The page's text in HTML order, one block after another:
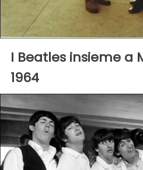
I Beatles insieme a
1964